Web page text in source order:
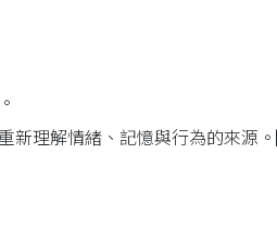
新理解情緒、記憶與行為的來源